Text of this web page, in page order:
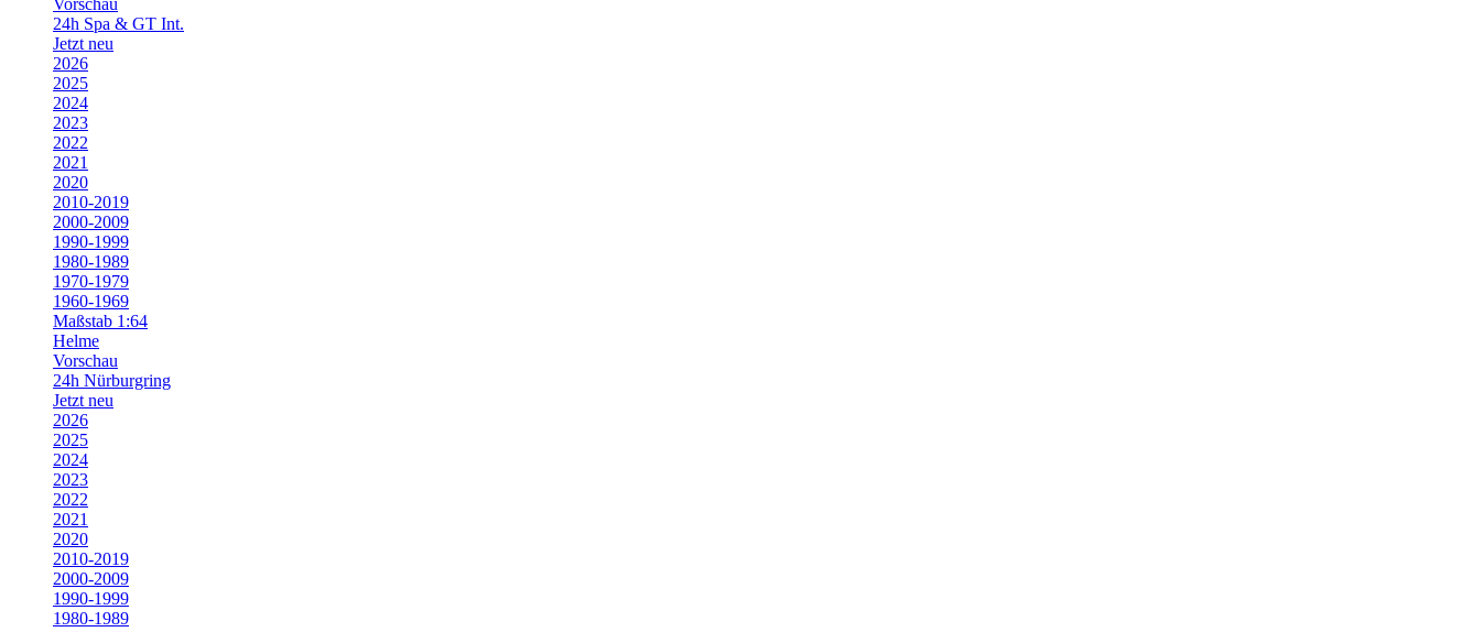
Vorschau
24h Spa & GT Int.
Jetzt neu
2026
2025
2024
2023
2022
2021
2020
2010-2019
2000-2009
1990-1999
1980-1989
1970-1979
1960-1969
Maßstab 1:64
Helme
Vorschau
24h Nürburgring
Jetzt neu
2026
2025
2024
2023
2022
2021
2020
2010-2019
2000-2009
1990-1999
1980-1989